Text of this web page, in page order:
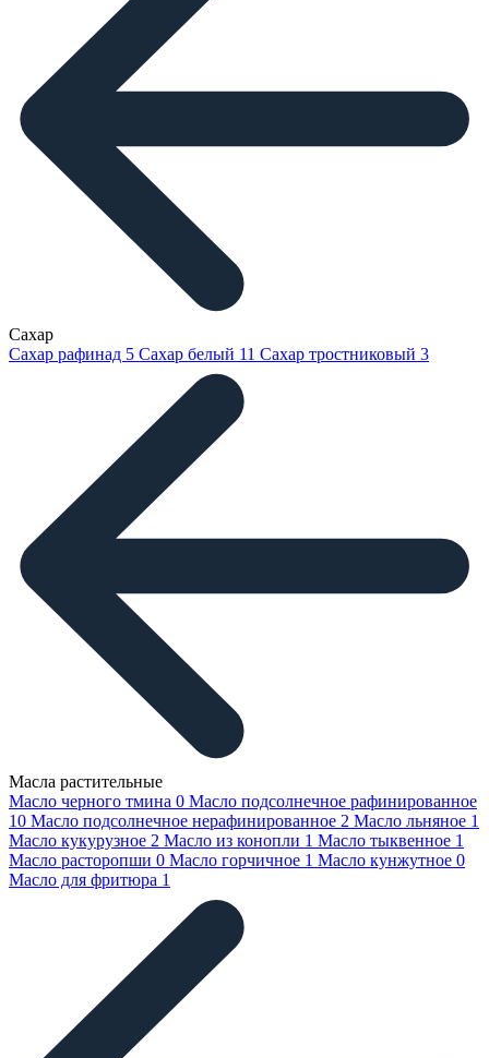
Сахар
Сахар рафинад 5 Сахар белый 11 Сахар тростниковый 3
Масла растительные
Масло черного тмина 0 Масло подсолнечное рафинированное
10 Масло подсолнечное нерафинированное 2 Масло льняное 1
Масло кукурузное 2 Масло из конопли 1 Масло тыквенное 1
Масло расторопши 0 Масло горчичное 1 Масло кунжутное 0
Масло для фритюра 1